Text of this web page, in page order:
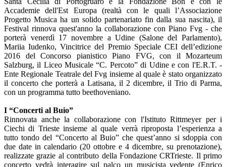
Accademie dell'Est Europa (realtà con le quali l’Associazione
Progetto Musica ha un solido partenariato fin dalla sua nascita), il
Festival rinnova quest'anno la collaborazione con Piano Fvg - che
porterà venerdì 17 novembre a Udine (Salone del Parlamento),
Mariia Iudenko, Vincitrice del Premio Speciale CEI dell’edizione
2016 del Concorso pianistico Piano FVG, con il Mozarteum
Salzburg, il Liceo Musicale “C. Percoto” di Udine e con l'E.R.T. -
Ente Regionale Teatrale del Fvg insieme al quale è stato organizzato
il concerto che porterà a Latisana, il 2 dicembre, il Trio di Parma,
con un programma tutto beethoveniano.
I “Concerti al Buio”
Rinnovata anche la collaborazione con l'Istituto Rittmeyer per i
Ciechi di Trieste insieme al quale verrà riproposta l’esperienza a
tutto tondo del “Concerto al Buio” che quest’anno si sdoppia con
due date in calendario (20 ottobre e 4 dicembre, su prenotazione),
realizzate grazie al contributo della Fondazione CRTrieste. Il primo
concerto vedrà interagire sul palco un musicista vedente (Enrico